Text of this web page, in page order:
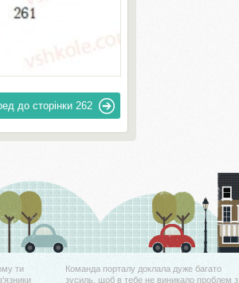
до сторінки 262
ти
Команда порталу доклала дуже багато
зусиль, щоб в тебе не виникало проблем з